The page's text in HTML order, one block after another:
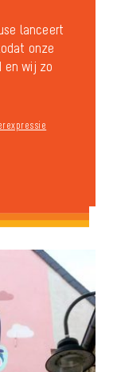
lanceert
onze
en wij zo